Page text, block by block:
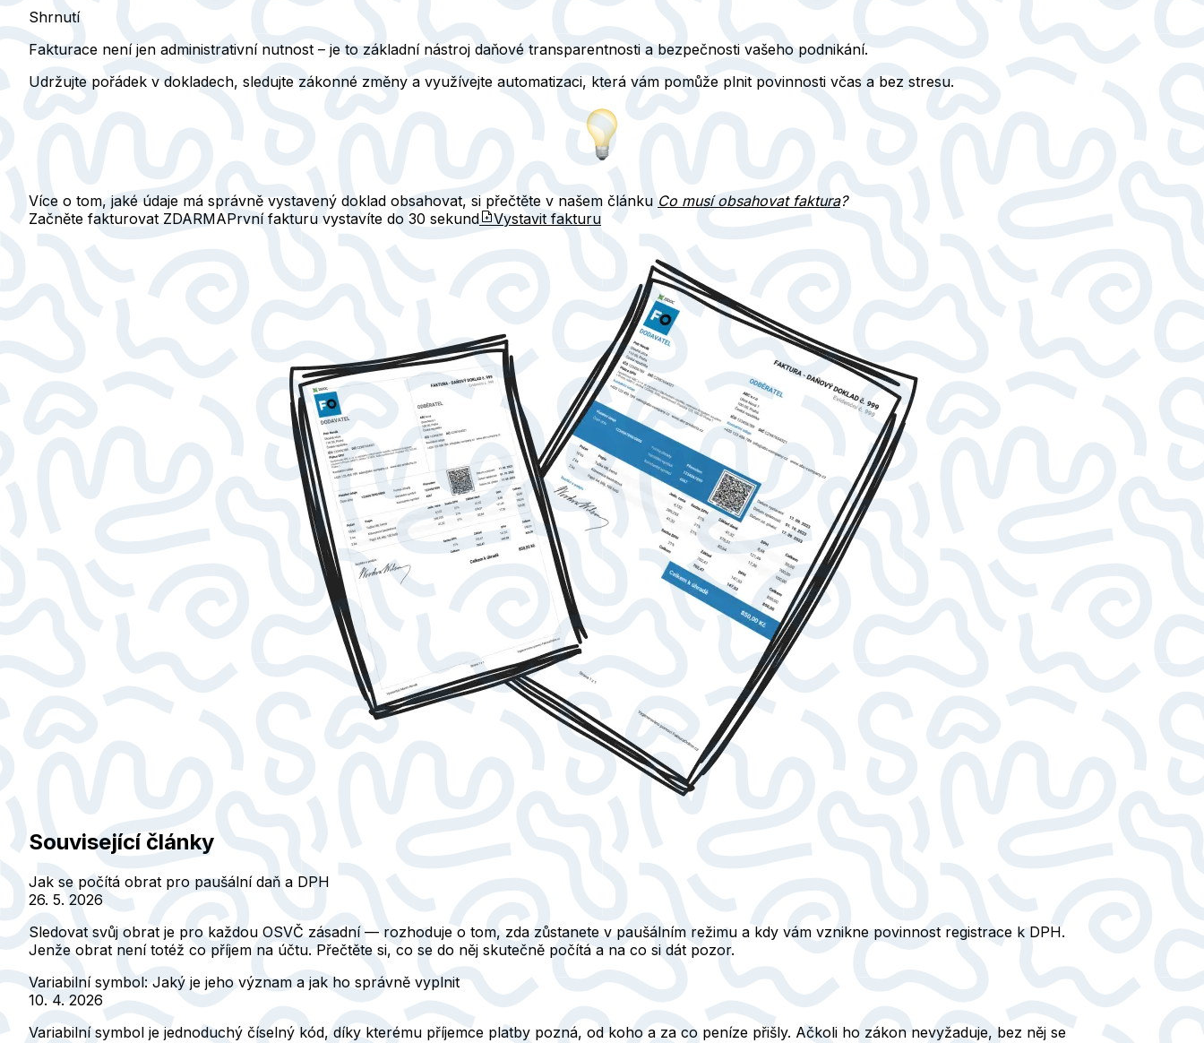
Shrnutí
Fakturace není jen administrativní nutnost – je to základní nástroj daňové transparentnosti a bezpečnosti vašeho podnikání.
Udržujte pořádek v dokladech, sledujte zákonné změny a využívejte automatizaci, která vám pomůže plnit povinnosti včas a bez stresu.
Více o tom, jaké údaje má správně vystavený doklad obsahovat, si přečtěte v našem článku Co musí obsahovat faktura?
Začněte fakturovat ZDARMAPrvní fakturu vystavíte do 30 sekund Vystavit fakturu
Související články
Jak se počítá obrat pro paušální daň a DPH
26. 5. 2026
Sledovat svůj obrat je pro každou OSVČ zásadní — rozhoduje o tom, zda zůstanete v paušálním režimu a kdy vám vznikne povinnost registrace k DPH.
Jenže obrat není totéž co příjem na účtu. Přečtěte si, co se do něj skutečně počítá a na co si dát pozor.
Variabilní symbol: Jaký je jeho význam a jak ho správně vyplnit
10. 4. 2026
Variabilní symbol je jednoduchý číselný kód, díky kterému příjemce platby pozná, od koho a za co peníze přišly. Ačkoli ho zákon nevyžaduje, bez něj se